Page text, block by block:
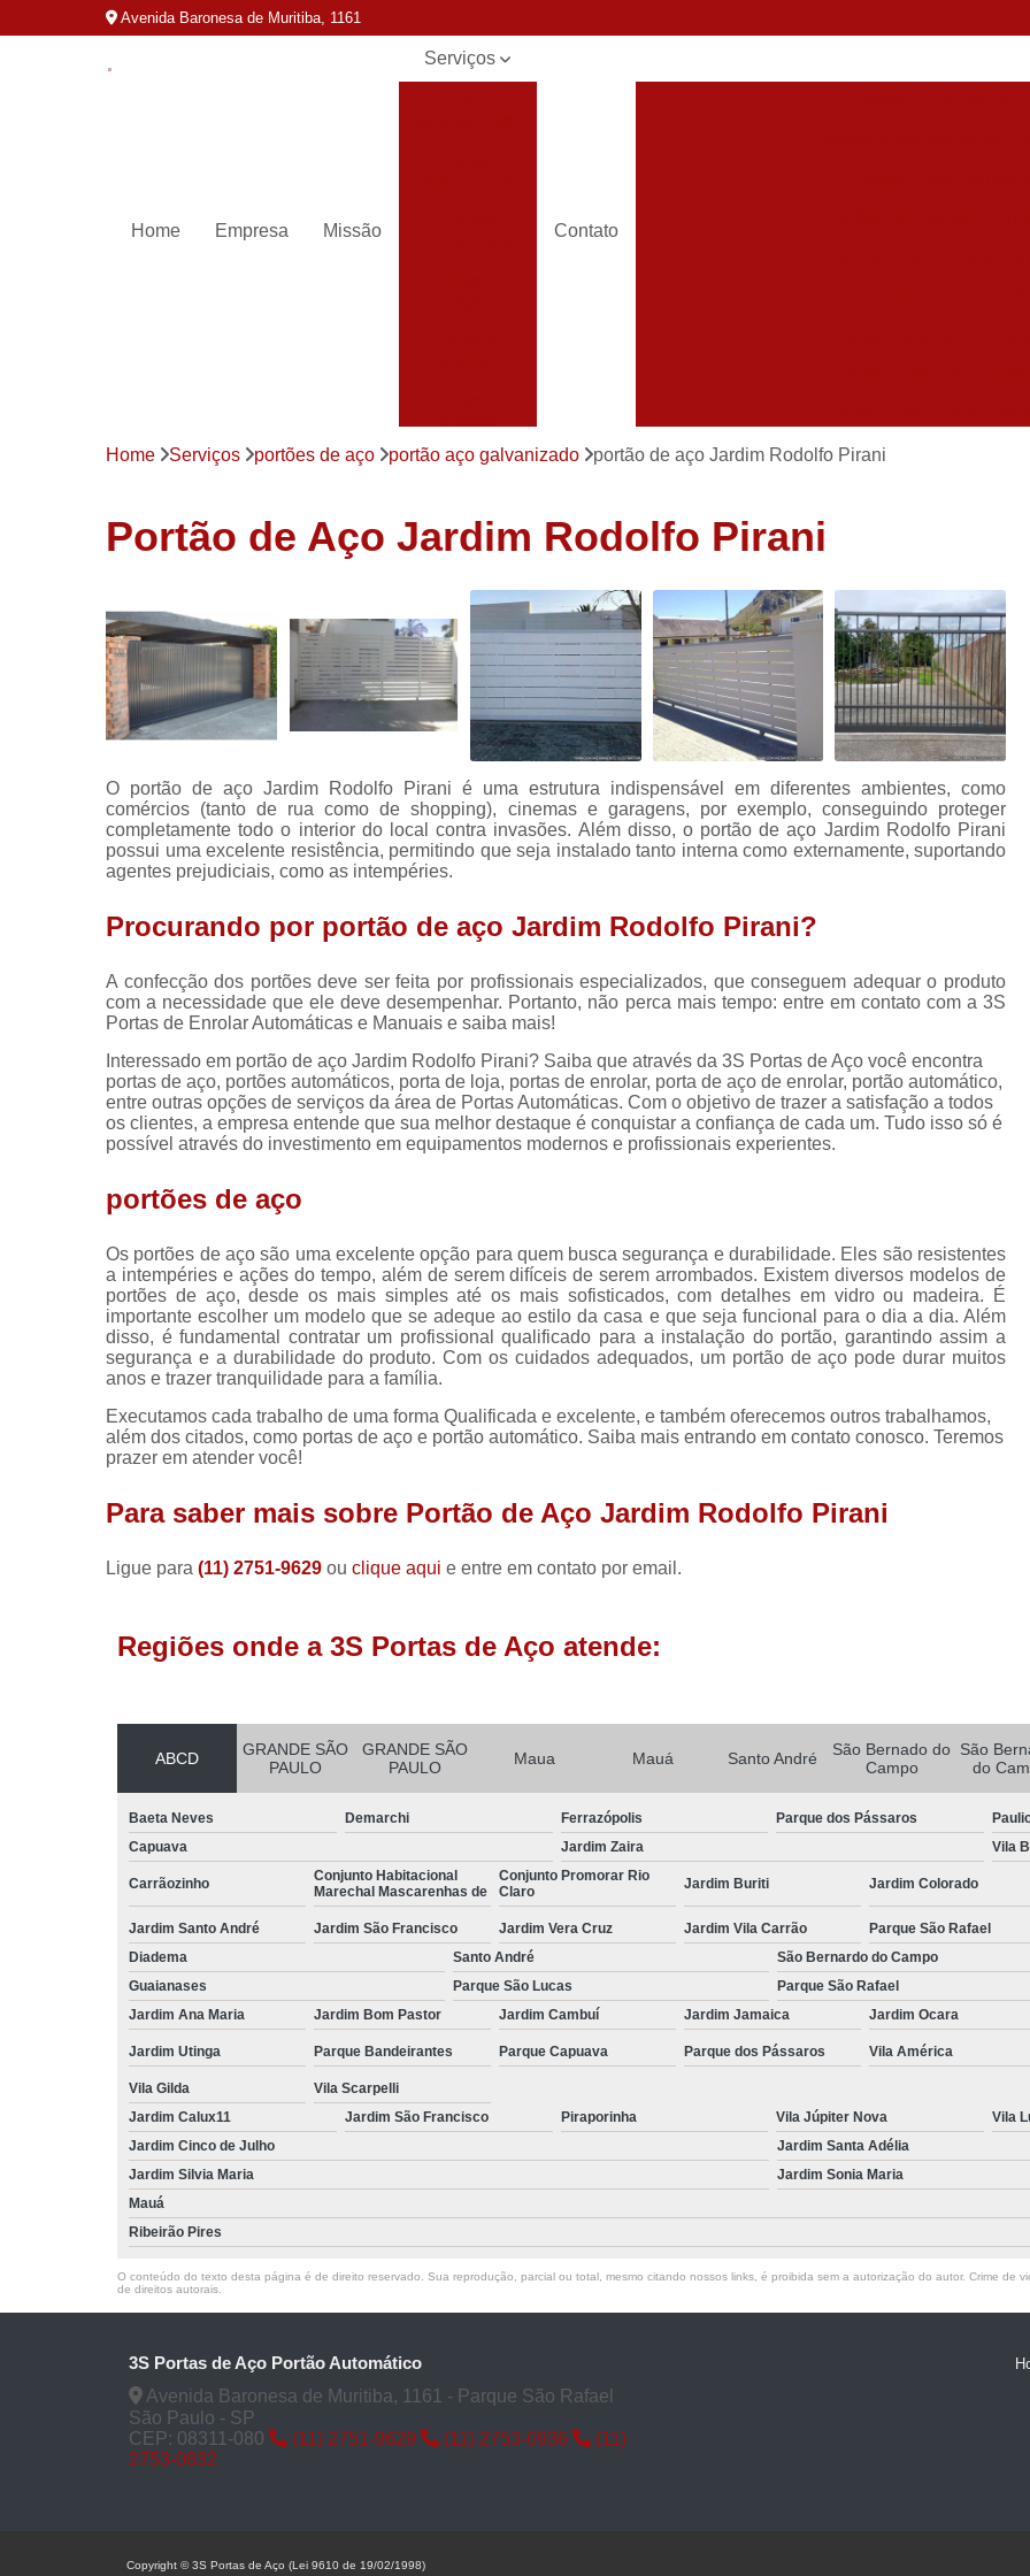
Avenida Baronesa de Muritiba, 1161
Home Empresa Missão
Serviços
Portas
Portas rolo
automáticas
Portões
automáticos
Portões de
aço
Contato
Portão de Correr
Porta Aço Automática Loja
Porta Automática para Loja
Porta
Porta Comercial
Porta
Porta Comercial de Enrolar
Porta
Porta de Enrolar Comercial
Porta de Ferro Comercial
Porta de
Porta de Aço Automatizada
Porta de
Porta de Aço de Enrolar Automática
Porta de
Porta de Aço Resistente
Porta de Enrolar Horizontal
Porta de
Porta de Enrolar Automatizada
Porta de Enrolar Automática Comercial
Porta de Enrolar Automática para Comércio
Porta de Enrolar Motorizada Residencial
Porta de Aço Loja
Porta de Aço para Loja
Porta de Loja Automática
Porta de
Empresa de Porta Rolante Automática
Porta Rolante Automática Comercial
Porta Rolo Automática para
Porta Rolo Automática
Porta Rolo de Aço Automática
Porta Rolo Motorizada
Portão
Portão Automático Comercial
Portão Automático de Garagem
Portão Automático Duas Bandas
Portão
Portão Automático para Garagem
Portão de Aço para Comércio
Portão em Aço Comércio
Home Serviços portões de aço portão aço galvanizado portão de aço Jardim Rodolfo Pirani
Portão de Aço Jardim Rodolfo Pirani
O portão de aço Jardim Rodolfo Pirani é uma estrutura indispensável em diferentes ambientes, como
comércios (tanto de rua como de shopping), cinemas e garagens, por exemplo, conseguindo proteger
completamente todo o interior do local contra invasões. Além disso, o portão de aço Jardim Rodolfo Pirani
possui uma excelente resistência, permitindo que seja instalado tanto interna como externamente, suportando
agentes prejudiciais, como as intempéries.
Procurando por portão de aço Jardim Rodolfo Pirani?
A confecção dos portões deve ser feita por profissionais especializados, que conseguem adequar o produto
com a necessidade que ele deve desempenhar. Portanto, não perca mais tempo: entre em contato com a 3S
Portas de Enrolar Automáticas e Manuais e saiba mais!
Interessado em portão de aço Jardim Rodolfo Pirani? Saiba que através da 3S Portas de Aço você encontra
portas de aço, portões automáticos, porta de loja, portas de enrolar, porta de aço de enrolar, portão automático,
entre outras opções de serviços da área de Portas Automáticas. Com o objetivo de trazer a satisfação a todos
os clientes, a empresa entende que sua melhor destaque é conquistar a confiança de cada um. Tudo isso só é
possível através do investimento em equipamentos modernos e profissionais experientes.
portões de aço
Os portões de aço são uma excelente opção para quem busca segurança e durabilidade. Eles são resistentes
a intempéries e ações do tempo, além de serem difíceis de serem arrombados. Existem diversos modelos de
portões de aço, desde os mais simples até os mais sofisticados, com detalhes em vidro ou madeira. É
importante escolher um modelo que se adeque ao estilo da casa e que seja funcional para o dia a dia. Além
disso, é fundamental contratar um profissional qualificado para a instalação do portão, garantindo assim a
segurança e a durabilidade do produto. Com os cuidados adequados, um portão de aço pode durar muitos
anos e trazer tranquilidade para a família.
Executamos cada trabalho de uma forma Qualificada e excelente, e também oferecemos outros trabalhamos,
além dos citados, como portas de aço e portão automático. Saiba mais entrando em contato conosco. Teremos
prazer em atender você!
Para saber mais sobre Portão de Aço Jardim Rodolfo Pirani
Ligue para (11) 2751-9629 ou clique aqui e entre em contato por email.
Regiões onde a 3S Portas de Aço atende:
ABCD
GRANDE SÃO
PAULO
GRANDE SÃO
PAULO
Maua Mauá Santo André
São Bernado do
Campo
São
do
Baeta Neves Demarchi Ferrazópolis Parque dos Pássaros
Capuava
Jardim Zaira Vila
Carrãozinho
Conjunto Habitacional
Marechal Mascarenhas de
Conjunto Promorar Rio
Claro
Jardim Buriti Jardim Colorado
Jardim Santo André Jardim São Francisco Jardim Vera Cruz Jardim Vila Carrão Parque São Rafael
Diadema
Santo André São Bernardo do Campo
Guaianases
Parque São Lucas Parque São Rafael
Jardim Ana Maria
Jardim Bom Pastor Jardim Cambuí Jardim Jamaica Jardim Ocara
Jardim Utinga Parque Bandeirantes Parque Capuava Parque dos Pássaros Vila América
Vila Gilda
Vila Scarpelli
Jardim Calux11
Jardim São Francisco Piraporinha Vila Júpiter Nova Vila
Jardim Cinco de Julho
Jardim Santa Adélia
Jardim Silvia Maria
Jardim Sonia Maria
Mauá
Ribeirão Pires
O conteúdo do texto desta página é de direito reservado. Sua reprodução, parcial ou total, mesmo citando nossos links, é proibida sem a autorização do autor. Crime de
de direitos autorais
3S Portas de Aço Portão Automático
Avenida Baronesa de Muritiba, 1161 - Parque São Rafael
São Paulo - SP
CEP: 08311-080
(11) 2751-9629 (11) 2753-0936
(11)
2753-0832
Copyright © 3S Portas de Aço (Lei 9610 de 19/02/1998)